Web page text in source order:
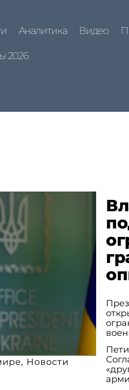
Аналитика Видео
2026
, Новости